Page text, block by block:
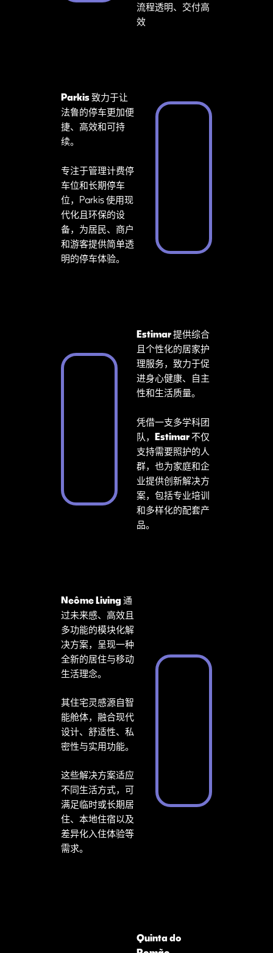
流程透明、交付高
效
Parkis致力于让
法鲁的停车更加便
捷、高效和可持
续。
专注于管理计费停
车位和长期停车
位，Parkis 使用现
代化且环保的设
备，为居民、商户
和游客提供简单透
明的停车体验。
Estimar提供综合
且个性化的居家护
理服务，致力于促
进身心健康、自主
性和生活质量。
凭借一支多学科团
队， Estimar不仅
支持需要照护的人
群，也为家庭和企
业提供创新解决方
案，包括专业培训
和多样化的配套产
品。
Neôme Living 通
过未来感、高效且
多功能的模块化解
决方案，呈现一种
全新的居住与移动
生活理念。
其住宅灵感源自智
能舱体，融合现代
设计、舒适性、私
密性与实用功能。
这些解决方案适应
不同生活方式，可
满足临时或长期居
住、本地住宿以及
差异化入住体验等
需求。
Quinta do